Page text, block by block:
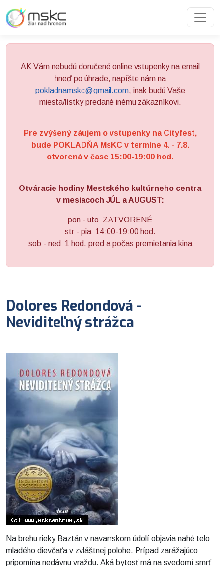
AK Vám nebudú doručené online vstupenky na email
hneď po úhrade, napíšte nám na
pokladnamskc@gmail.com, inak budú Vaše
miesta/lístky predané inému zákazníkovi.
Pre zvýšený záujem o vstupenky na Cityfest,
bude POKLADŇA MsKC v termíne 4. - 7.8.
otvorená v čase 15:00-19:00 hod.
Otváracie hodiny Mestského kultúrneho centra
v mesiacoch JÚL a AUGUST:
pon - uto ZATVORENÉ
str - pia 14:00-19:00 hod.
sob - ned 1 hod. pred a počas premietania kina
Dolores Redondová -
Neviditeľný strážca
Na brehu rieky Baztán v navarrskom údolí objavia nahé telo
mladého dievčaťa v zvláštnej polohe. Prípad zarážajúco
pripomína nedávnu vraždu. Aká bytosť má na svedomí smrť